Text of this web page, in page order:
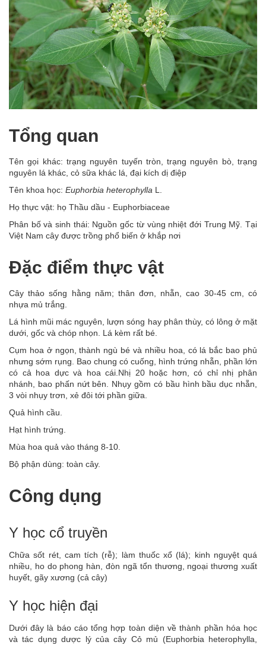
Tổng quan
Tên gọi khác: trạng nguyên tuyến tròn, trạng nguyên bò, trạng
nguyên lá khác, cỏ sữa khác lá, đại kích dị điệp
Tên khoa học: Euphorbia heterophylla L.
Họ thực vật: họ Thầu dầu - Euphorbiaceae
Phân bố và sinh thái: Nguồn gốc từ vùng nhiệt đới Trung Mỹ. Tại
Việt Nam cây được trồng phổ biến ở khắp nơi
Đặc điểm thực vật
Cây thảo sống hằng năm; thân đơn, nhẵn, cao 30-45 cm, có
nhựa mủ trắng.
Lá hình mũi mác nguyên, lượn sóng hay phân thùy, có lông ở mặt
dưới, gốc và chóp nhọn. Lá kèm rất bé.
Cụm hoa ở ngọn, thành ngù bé và nhiều hoa, có lá bắc bao phủ
nhưng sớm rụng. Bao chung có cuống, hình trứng nhẵn, phần lớn
có cả hoa dực và hoa cái.Nhị 20 hoặc hơn, có chỉ nhị phân
nhánh, bao phấn nứt bên. Nhụy gồm có bầu hình bầu dục nhẵn,
3 vòi nhụy trơn, xẻ đôi tới phần giữa.
Quả hình cầu.
Hạt hình trứng.
Mùa hoa quả vào tháng 8-10.
Bộ phận dùng: toàn cây.
Công dụng
Y học cổ truyền
Chữa sốt rét, cam tích (rễ); làm thuốc xổ (lá); kinh nguyệt quá
nhiều, ho do phong hàn, đòn ngã tổn thương, ngoại thương xuất
huyết, gãy xương (cả cây)
Y học hiện đại
Dưới đây là báo cáo tổng hợp toàn diện về thành phần hóa học
và tác dụng dược lý của cây Cỏ mủ (Euphorbia heterophylla,